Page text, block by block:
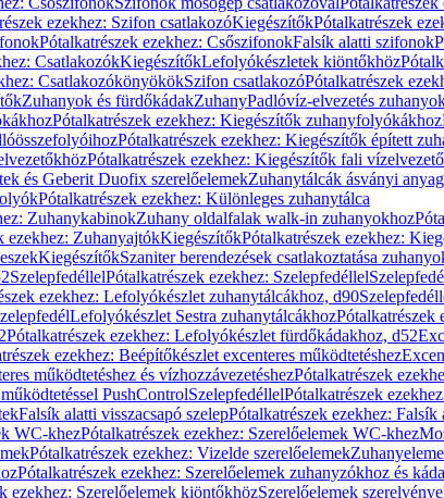
ezekhez: Szifon csatlakozóKiegészítőkPótalkatrészek
Pótalkatrészek ezekhez: CsőszifonokFalsík alatti szifonok
CsatlakozókKiegészítőkLefolyókészletek kiöntőkhöz
CsatlakozókönyökökSzifon csatlakozóPótalkatrészek
Zuhanyok és fürdőkádakZuhanyPadlóvíz-elvezetés
Pótalkatrészek ezekhez: Kiegészítők zuhanyfolyókákhoz
Pótalkatrészek ezekhez: Kiegészítők épített
Pótalkatrészek ezekhez: Kiegészítők fali
és Geberit Duofix szerelőelemekZuhanytálcák ásványi
Pótalkatrészek ezekhez: Különleges zuhanytálca
ZuhanykabinokZuhany oldalfalak walk-in zuhanyokhoz
ezekhez: ZuhanyajtókKiegészítőkPótalkatrészek ezekhez:
KiegészítőkSzaniter berendezések csatlakoztatása
SzelepfedéllelPótalkatrészek ezekhez: Szelepfedéllel
ezekhez: Lefolyókészlet zuhanytálcákhoz, d90
Lefolyókészlet Sestra zuhanytálcákhozPótalkatrészek
Pótalkatrészek ezekhez: Lefolyókészlet fürdőkádakhoz, d52
ezekhez: Beépítőkészlet excenteres működtetéshez
működtetéshez és vízhozzávezetéshezPótalkatrészek
PushControlSzelepfedéllelPótalkatrészek
Falsík alatti visszacsapó szelepPótalkatrészek ezekhez: Falsík
WC-khezPótalkatrészek ezekhez: Szerelőelemek WC-khez
Pótalkatrészek ezekhez: Vizelde szerelőelemek
Pótalkatrészek ezekhez: Szerelőelemek zuhanyzókhoz és
ezekhez: Szerelőelemek kiöntőkhözSzerelőelemek